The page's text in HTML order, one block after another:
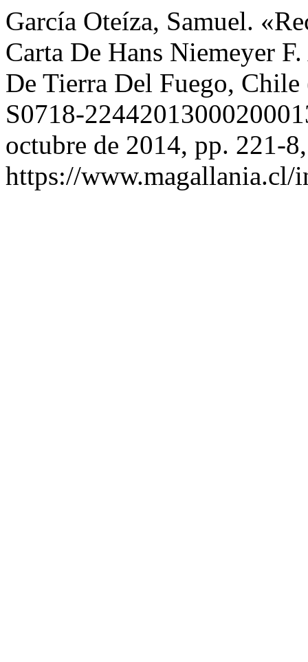
García Oteíza, Samuel.
Carta De Hans Niemeyer
De Tierra Del Fuego,
S0718-
octubre de 2014, pp. 221-8,
https://www.magallania.cl/